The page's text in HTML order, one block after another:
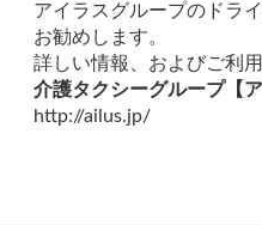
アイラスグループのドラ
お勧めします。
詳しい情報、およびご利
介護タクシーグループ【
http://ailus.jp/